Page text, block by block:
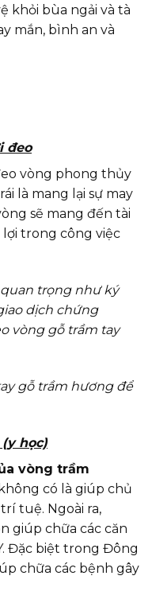
khỏi bùa ngải và tà
mắn, bình an và
đeo
vòng phong thủy
là mang lại sự may
sẽ mang đến tài
lợi trong công việc
trọng như ký
dịch chứng
vòng gỗ trầm tay
gỗ trầm hương để
học)
vòng trầm
có là giúp chủ
tuệ. Ngoài ra,
giúp chữa các căn
Đặc biệt trong Đông
chữa các bệnh gây